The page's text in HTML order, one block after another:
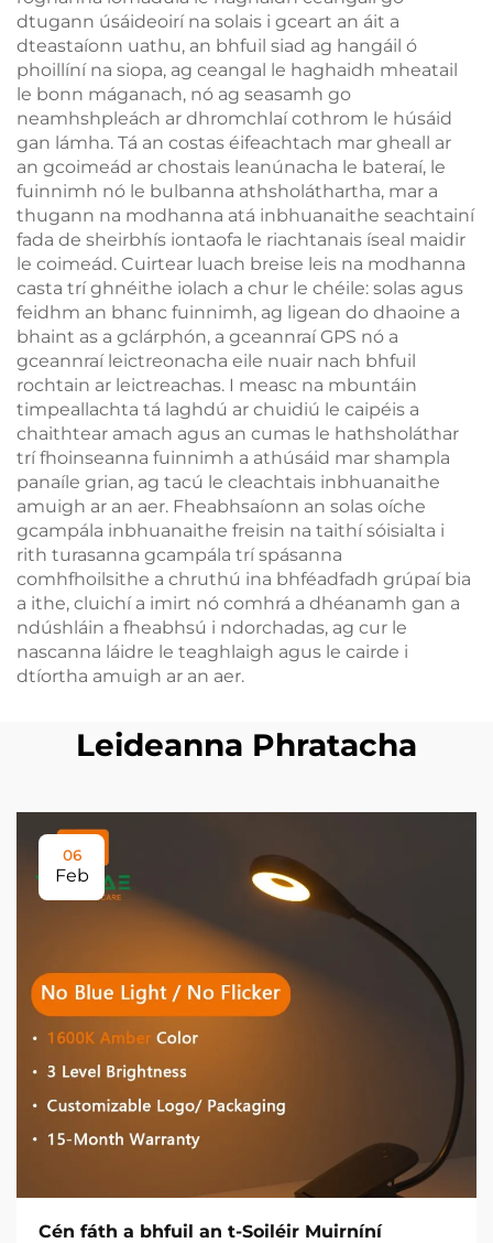
dtugann úsáideoirí na solais i gceart an áit a
dteastaíonn uathu, an bhfuil siad ag hangáil ó
phoillíní na siopa, ag ceangal le haghaidh mheatail
le bonn máganach, nó ag seasamh go
neamhshpleách ar dhromchlaí cothrom le húsáid
gan lámha. Tá an costas éifeachtach mar gheall ar
an gcoimeád ar chostais leanúnacha le bateraí, le
fuinnimh nó le bulbanna athsholáthartha, mar a
thugann na modhanna atá inbhuanaithe seachtainí
fada de sheirbhís iontaofa le riachtanais íseal maidir
le coimeád. Cuirtear luach breise leis na modhanna
casta trí ghnéithe iolach a chur le chéile: solas agus
feidhm an bhanc fuinnimh, ag ligean do dhaoine a
bhaint as a gclárphón, a gceannraí GPS nó a
gceannraí leictreonacha eile nuair nach bhfuil
rochtain ar leictreachas. I measc na mbuntáin
timpeallachta tá laghdú ar chuidiú le caipéis a
chaithtear amach agus an cumas le hathsholáthar
trí fhoinseanna fuinnimh a athúsáid mar shampla
panaíle grian, ag tacú le cleachtais inbhuanaithe
amuigh ar an aer. Fheabhsaíonn an solas oíche
gcampála inbhuanaithe freisin na taithí sóisialta i
rith turasanna gcampála trí spásanna
comhfhoilsithe a chruthú ina bhféadfadh grúpaí bia
a ithe, cluichí a imirt nó comhrá a dhéanamh gan a
ndúshláin a fheabhsú i ndorchadas, ag cur le
nascanna láidre le teaghlaigh agus le cairde i
dtíortha amuigh ar an aer.
Leideanna Phratacha
06
Feb
Cén fáth a bhfuil an t-Soiléir Muirníní